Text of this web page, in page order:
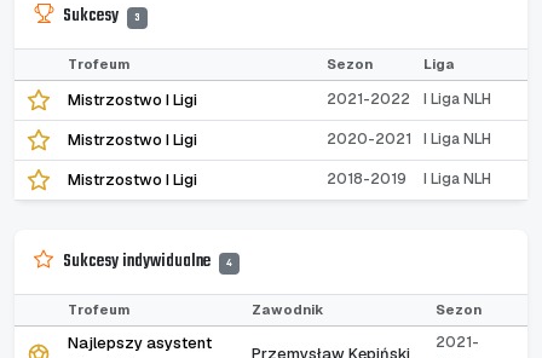
Sukcesy 3
Trofeum Sezon Liga
Mistrzostwo I Ligi 2021-2022 I Liga NLH
Mistrzostwo I Ligi 2020-2021 I Liga NLH
Mistrzostwo I Ligi 2018-2019 I Liga NLH
Sukcesy indywidualne 4
Trofeum Zawodnik Sezon
Najlepszy asystent
Przemysław Kępiński
2021-